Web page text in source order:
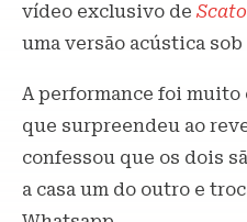
vídeo exclusivo de
uma versão acústica sob
A performance foi
que surpreendeu ao
confessou que os dois
a casa um do outro e